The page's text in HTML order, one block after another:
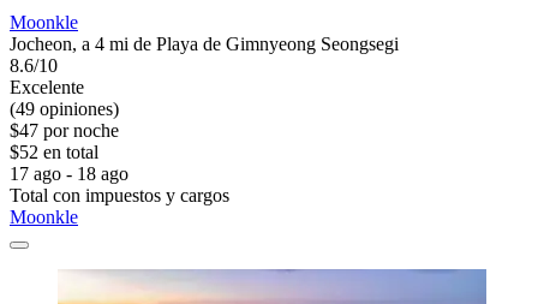
Moonkle
Jocheon, a 4 mi de Playa de Gimnyeong Seongsegi
8.6/10
Excelente
(49 opiniones)
$47 por noche
$52 en total
17 ago - 18 ago
Total con impuestos y cargos
Moonkle